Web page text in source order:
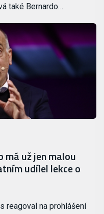
také Bernardo…
má už jen malou
udílel lekce o
reagoval na prohlášení